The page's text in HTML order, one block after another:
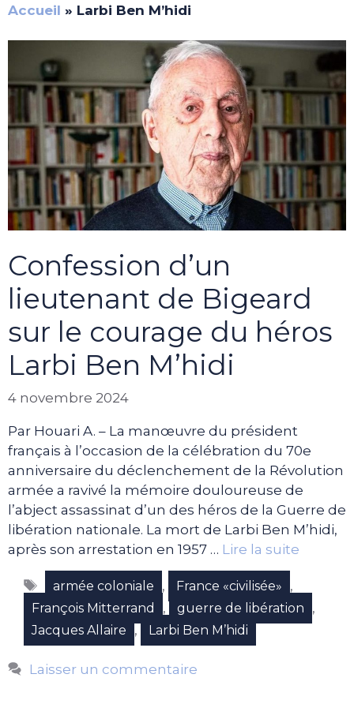
Accueil » Larbi Ben M’hidi
Confession d’un
lieutenant de Bigeard
sur le courage du héros
Larbi Ben M’hidi
4 novembre 2024
Par Houari A. – La manœuvre du président
français à l’occasion de la célébration du 70e
anniversaire du déclenchement de la Révolution
armée a ravivé la mémoire douloureuse de
l’abject assassinat d’un des héros de la Guerre de
libération nationale. La mort de Larbi Ben M’hidi,
après son arrestation en 1957 … Lire la suite
Étiquettes
armée coloniale , France «civilisée» ,
François Mitterrand , guerre de libération ,
Jacques Allaire , Larbi Ben M’hidi
Laisser un commentaire